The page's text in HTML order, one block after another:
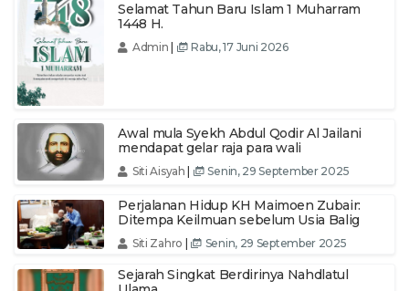
Selamat Tahun Baru Islam 1 Muharram
1448 H.
Admin Rabu, 17 Juni 2026
Awal mula Syekh Abdul Qodir Al Jailani
mendapat gelar raja para wali
Siti Aisyah Senin, 29 September 2025
Perjalanan Hidup KH Maimoen Zubair:
Ditempa Keilmuan sebelum Usia Balig
Siti Zahro Senin, 29 September 2025
Sejarah Singkat Berdirinya Nahdlatul